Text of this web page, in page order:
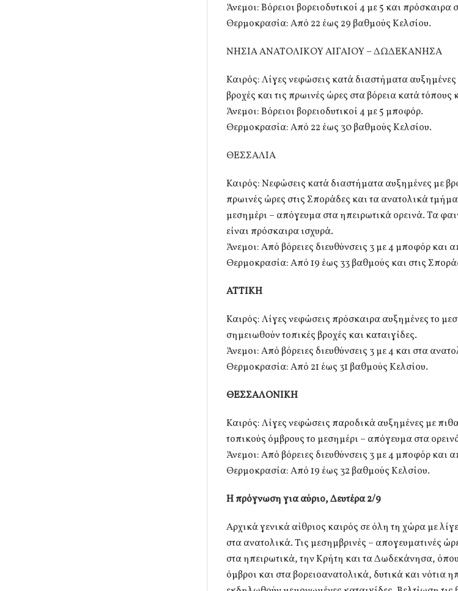
Άνεμοι: Βόρειοι βορειοδυτικοί 4 με 5 και
Θερμοκρασία: Από 22 έως 29 βαθμούς Κελσίου.
ΝΗΣΙΑ ΑΝΑΤΟΛΙΚΟΥ ΑΙΓΑΙΟΥ – ΔΩΔΕΚΑΝΗΣΑ
Καιρός: Λίγες νεφώσεις κατά διαστήματα αυξημένες
βροχές και τις πρωινές ώρες στα βόρεια κατά τόπους
Άνεμοι: Βόρειοι βορειοδυτικοί 4 με 5 μποφόρ.
Θερμοκρασία: Από 22 έως 30 βαθμούς Κελσίου.
ΘΕΣΣΑΛΙΑ
Καιρός: Νεφώσεις κατά διαστήματα αυξημένες με
πρωινές ώρες στις Σποράδες και τα ανατολικά
μεσημέρι – απόγευμα στα ηπειρωτικά ορεινά. Τα
είναι πρόσκαιρα ισχυρά.
Άνεμοι: Από βόρειες διευθύνσεις 3 με 4 μποφόρ και
Θερμοκρασία: Από 19 έως 33 βαθμούς και στις
ΑΤΤΙΚΗ
Καιρός: Λίγες νεφώσεις πρόσκαιρα αυξημένες το
σημειωθούν τοπικές βροχές και καταιγίδες.
Άνεμοι: Από βόρειες διευθύνσεις 3 με 4 και στα
Θερμοκρασία: Από 21 έως 31 βαθμούς Κελσίου.
ΘΕΣΣΑΛΟΝΙΚΗ
Καιρός: Λίγες νεφώσεις παροδικά αυξημένες με
τοπικούς όμβρους το μεσημέρι – απόγευμα στα
Άνεμοι: Από βόρειες διευθύνσεις 3 με 4 μποφόρ και
Θερμοκρασία: Από 19 έως 32 βαθμούς Κελσίου.
Η πρόγνωση για αύριο, Δευτέρα 2/9
Αρχικά γενικά αίθριος καιρός σε όλη τη χώρα με
στα ανατολικά. Τις μεσημβρινές – απογευματινές
στα ηπειρωτικά, την Κρήτη και τα Δωδεκάνησα,
όμβροι και στα βορειοανατολικά, δυτικά και νότια